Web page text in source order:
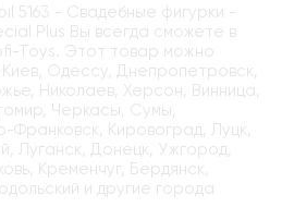
5163 - Свадебные фигурки -
Plus Вы всегда сможете в
Toys. Этот товар можно
Киев, Одессу, Днепропетровск,
Николаев, Херсон, Винница,
Черкасы, Сумы,
Кировоград, Луцк,
Луганск, Донецк, Ужгород,
Кременчуг, Бердянск,
и другие города